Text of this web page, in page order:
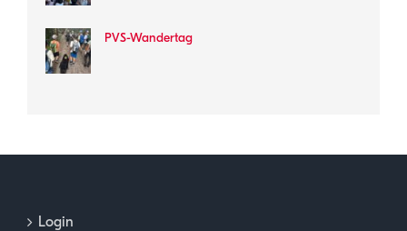
PVS-Wandertag
Login